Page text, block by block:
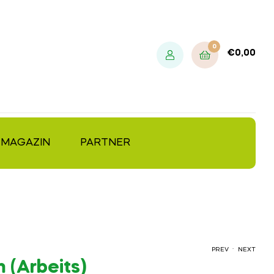
0
€0,00
MAGAZIN PARTNER
PREV . NEXT
(Arbeits)